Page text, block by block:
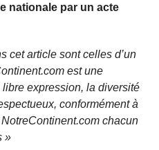
nationale par un acte
cet article sont celles d’un
est une
expression, la diversité
conformément à
chacun
»